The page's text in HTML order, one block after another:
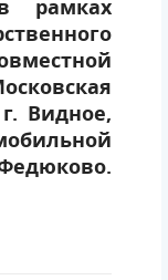
рамках
Видное,